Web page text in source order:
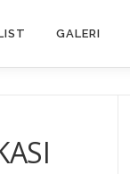
GALERI